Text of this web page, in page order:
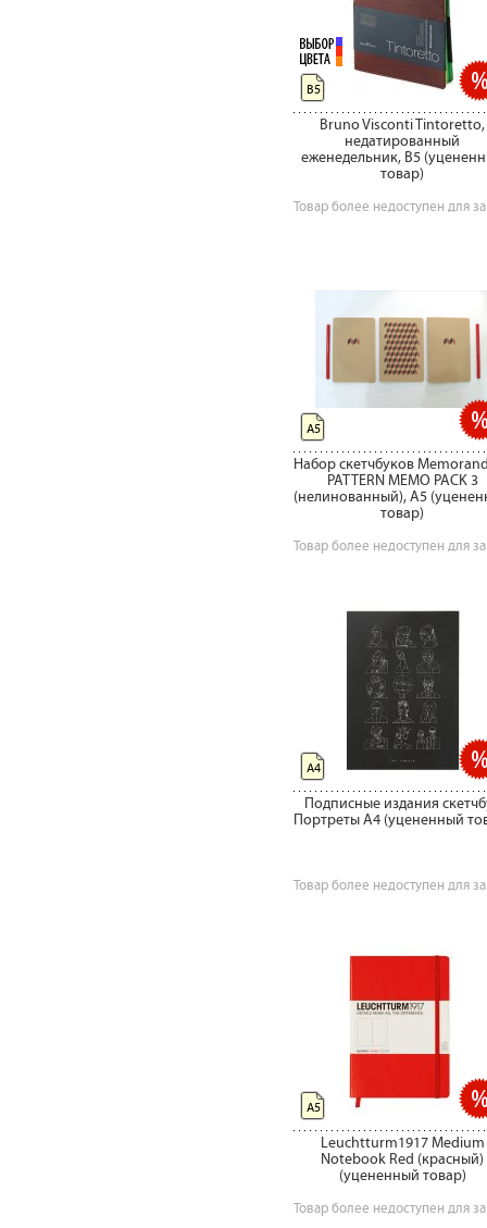
Bruno Visconti Tintoretto,
недатированный
еженедельник, B5
товар)
Товар более недоступен для
B5
Набор скетчбуков
PATTERN MEMO PACK 3
(нелинованный), A5
товар)
Товар более недоступен для
А5
Подписные издания
Портреты A4 (уцененный
Товар более недоступен для
А4
Leuchtturm1917 Medium
Notebook Red (красный)
(уцененный товар)
Товар более недоступен для
А5